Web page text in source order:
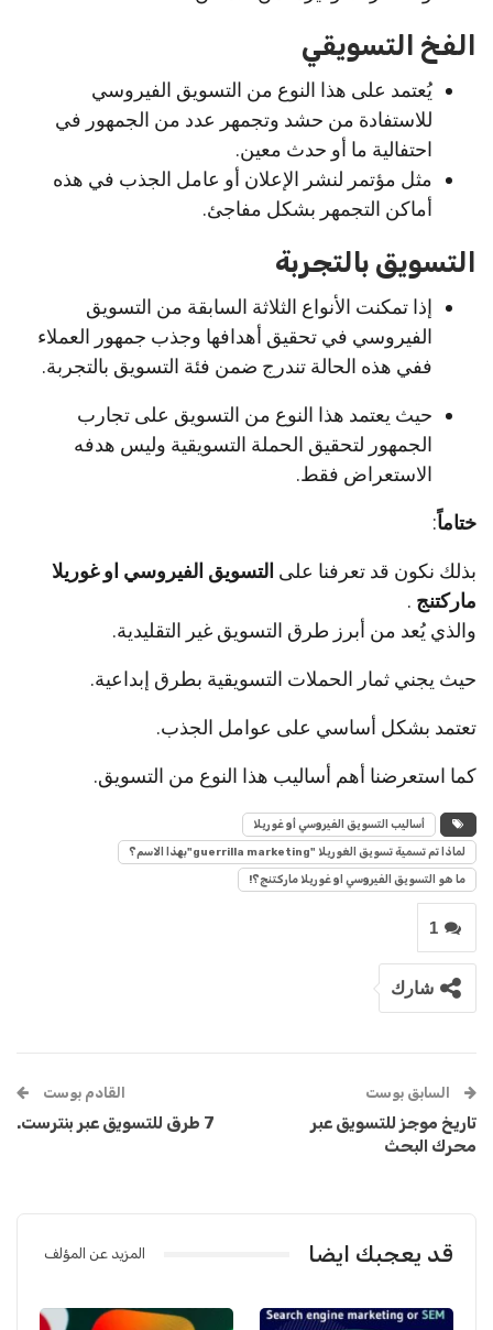
الفخ التسويقي
يُعتمد على هذا النوع من التسويق الفيروسي
للاستفادة من حشد وتجمهر عدد من الجمهور في
احتفالية ما أو حدث معين.
مثل مؤتمر لنشر الإعلان أو عامل الجذب في هذه
أماكن التجمهر بشكل مفاجئ.
التسويق بالتجربة
إذا تمكنت الأنواع الثلاثة السابقة من التسويق
الفيروسي في تحقيق أهدافها وجذب جمهور العملاء
ففي هذه الحالة تندرج ضمن فئة التسويق بالتجربة.
حيث يعتمد هذا النوع من التسويق على تجارب
الجمهور لتحقيق الحملة التسويقية وليس هدفه
الاستعراض فقط.
ختاماً:
بذلك نكون قد تعرفنا على التسويق الفيروسي او غوريلا
ماركتنج .
والذي يُعد من أبرز طرق التسويق غير التقليدية.
حيث يجني ثمار الحملات التسويقية بطرق إبداعية.
تعتمد بشكل أساسي على عوامل الجذب.
كما استعرضنا أهم أساليب هذا النوع من التسويق.
أساليب التسويق الفيروسي أو غوريلا
لماذا تم تسمية تسويق الغوريلا "guerrilla marketing"بهذا الاسم؟
ما هو التسويق الفيروسي او غوريلا ماركتنج؟!
1
شارك
السابق بوست
تاريخ موجز للتسويق عبر
محرك البحث
القادم بوست
7 طرق للتسويق عبر بنترست.
قد يعجبك ايضا المزيد عن المؤلف